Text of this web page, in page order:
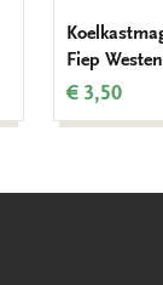
Fiep
€ 3,50